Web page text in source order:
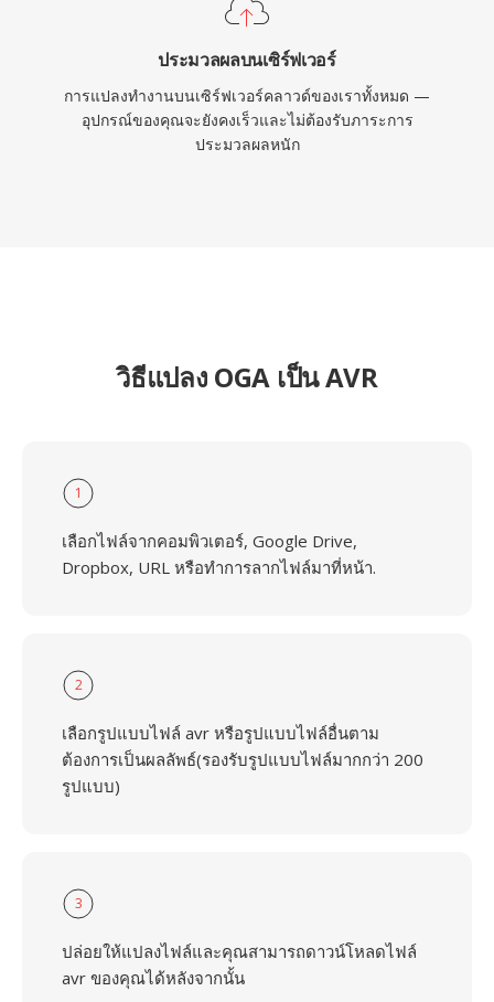
ประมวลผลบนเซิร์ฟเวอร์
การแปลงทำงานบนเซิร์ฟเวอร์คลาวด์ของเราทั้งหมด —
อุปกรณ์ของคุณจะยังคงเร็วและไม่ต้องรับภาระการ
ประมวลผลหนัก
วิธีแปลง OGA เป็น AVR
1
เลือกไฟล์จากคอมพิวเตอร์, Google Drive,
Dropbox, URL หรือทำการลากไฟล์มาที่หน้า.
2
เลือกรูปแบบไฟล์ avr หรือรูปแบบไฟล์อื่นตาม
ต้องการเป็นผลลัพธ์(รองรับรูปแบบไฟล์มากกว่า 200
รูปแบบ)
3
ปล่อยให้แปลงไฟล์และคุณสามารถดาวน์โหลดไฟล์
avr ของคุณได้หลังจากนั้น